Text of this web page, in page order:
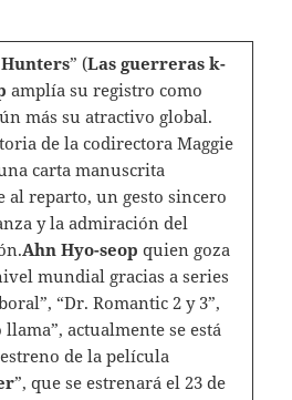
” (Las guerreras k-
amplía su registro como
más su atractivo global.
de la codirectora Maggie
carta manuscrita
reparto, un gesto sincero
y la admiración del
Ahn Hyo-seop quien goza
mundial gracias a series
“Dr. Romantic 2 y 3”,
llama”, actualmente se está
de la película
”, que se estrenará el 23 de